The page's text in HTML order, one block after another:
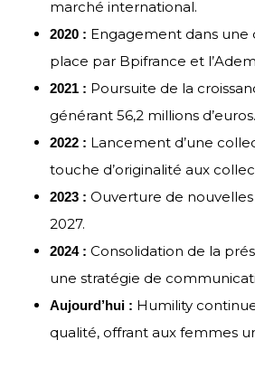
marché international.
2020 : Engagement dans une
place par Bpifrance et
2021 : Poursuite de la
générant 56,2 millions d’euros.
2022 : Lancement d’une
touche d’originalité aux
2023 : Ouverture de nouvelles
2027.
2024 : Consolidation de la
une stratégie de
Aujourd’hui : Humility
qualité, offrant aux femmes